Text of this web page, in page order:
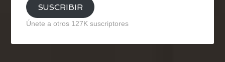
SUSCRIBIR
Únete a otros 127K suscriptores